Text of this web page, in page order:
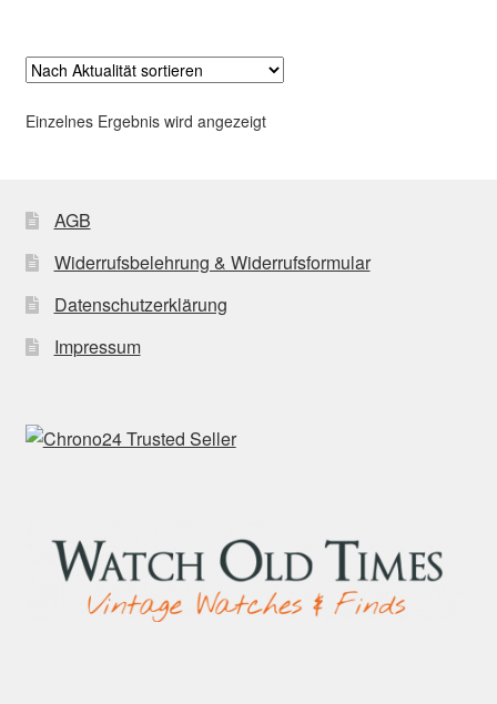
Einzelnes Ergebnis wird angezeigt
AGB
Widerrufsbelehrung & Widerrufsformular
Datenschutzerklärung
Impressum